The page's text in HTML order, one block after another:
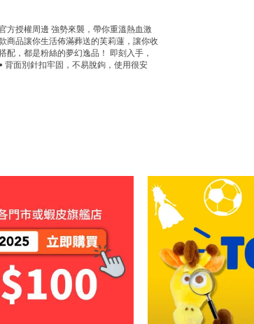
方授權周邊 強勢來襲，帶你重溫熱血激
商品讓你生活佈滿葬送的芙莉蓮，讓你收
，都是粉絲的夢幻逸品！ 即刻入手，
背面別針扣牢固，不易脫鉤，使用很安